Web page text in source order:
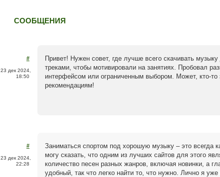
СООБЩЕНИЯ
#
23 дек 2024,
18:50
Привет! Нужен совет, где лучше всего скачивать
треками, чтобы мотивировали на занятиях. Пробовал
интерфейсом или ограниченным выбором. Может, кто-
рекомендациям!
#
23 дек 2024,
22:28
Заниматься спортом под хорошую музыку – это всегда
могу сказать, что одним из лучших сайтов для этого
количество песен разных жанров, включая новинки, а
удобный, так что легко найти то, что нужно. Лично я